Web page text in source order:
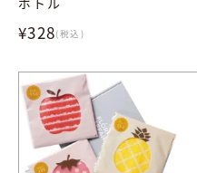
¥328(税込)